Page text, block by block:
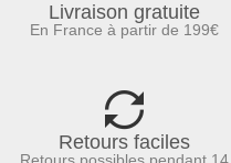
Livraison gratuite
En France à partir de 199€
Retours faciles